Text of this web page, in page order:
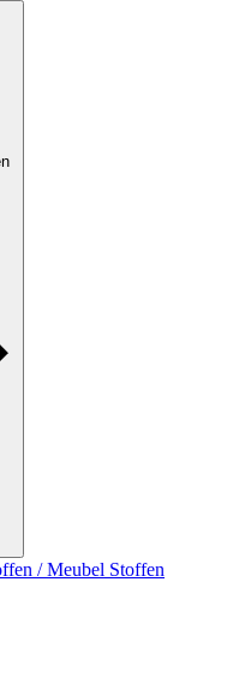
/ Meubel Stoffen